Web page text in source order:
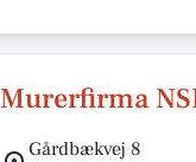
Murerfirma
Gårdbækvej 8